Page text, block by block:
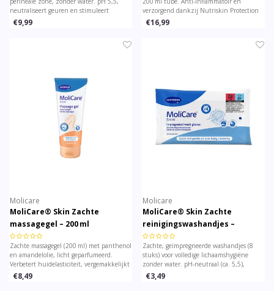
neutraliseert geuren en stimuleert
huidbescherming met creatine. Ideaal bij
incontinentie‑situaties – 400 ml bus.
€9,99
verzorgend dankzij Nutriskin Protection
Complex. Ideaal bij geïrriteerde huid door
incontinentie of frequent wassen.
€16,99
Molicare
MoliCare® Skin Zachte
massagegel – 200 ml
Zachte massagegel (200 ml) met panthenol
en amandelolie, licht geparfumeerd.
Verbetert huidelasticiteit, vergemakkelijkt
huidverzorging en massage zonder vettige
film achter te laten.
€8,49
Molicare
MoliCare® Skin Zachte
reinigingswashandjes –
alcoholvrij – 8 stuks
Zachte, geïmpregneerde washandjes (8
stuks) voor volledige lichaamshygiëne
zonder water. pH‑neutraal (ca. 5,5),
alcoholvrij en verrijkt met panthenol en
aloë vera. Dermatologisch getest voor
€3,49